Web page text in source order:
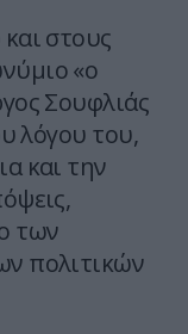
στους
«ο
Σουφλιάς
λόγου του,
και την
των
πολιτικών